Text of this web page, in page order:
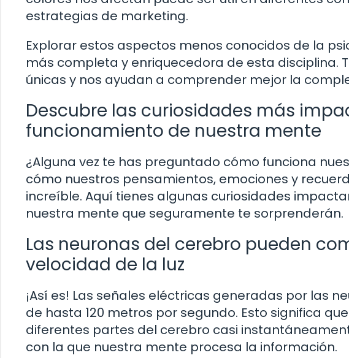
estrategias de marketing.
Explorar estos aspectos menos conocidos de la
más completa y enriquecedora de esta disciplina.
únicas y nos ayudan a comprender mejor la
Descubre las curiosidades más
funcionamiento de nuestra mente
¿Alguna vez te has preguntado cómo funciona
cómo nuestros pensamientos, emociones y
increíble. Aquí tienes algunas curiosidades
nuestra mente que seguramente te sorprenderán.
Las neuronas del cerebro pueden
velocidad de la luz
¡Así es! Las señales eléctricas generadas por las
de hasta 120 metros por segundo. Esto significa
diferentes partes del cerebro casi
con la que nuestra mente procesa la información.